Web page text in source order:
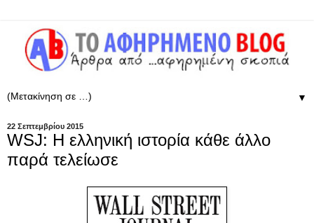
▼
22 Σεπτεμβρίου 2015
WSJ: Η ελληνική ιστορία κάθε άλλο
παρά τελείωσε